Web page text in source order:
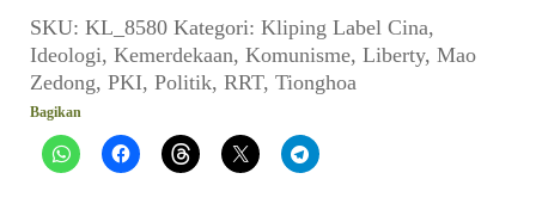
Komunis
di
Indonesia
(LIBERTY_No.
0876,
20
SKU:KL_8580 Kategori:Kliping LabelCina,
Ideologi,Kemerdekaan,Komunisme,Liberty,Mao
Zedong,PKI,Politik,RRT,Tionghoa
Bagikan